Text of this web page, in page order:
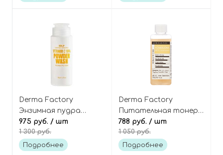
Derma Factory
Энзимная пудра
очищающая с
витамином С (10%),
Vitamin C 10% Powder
975 руб. / шт
1 300 руб.
Подробнее
Derma Factory
Питательная тонер-
эссенция с 80% чаем
комбуча, Kombucha
80% Treatment
788 руб. / шт
1 050 руб.
Подробнее